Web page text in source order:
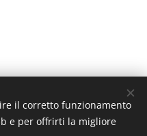
di informazione sportiva -
- Direttore Responsabile:
il corretto funzionamento
e per offrirti la migliore